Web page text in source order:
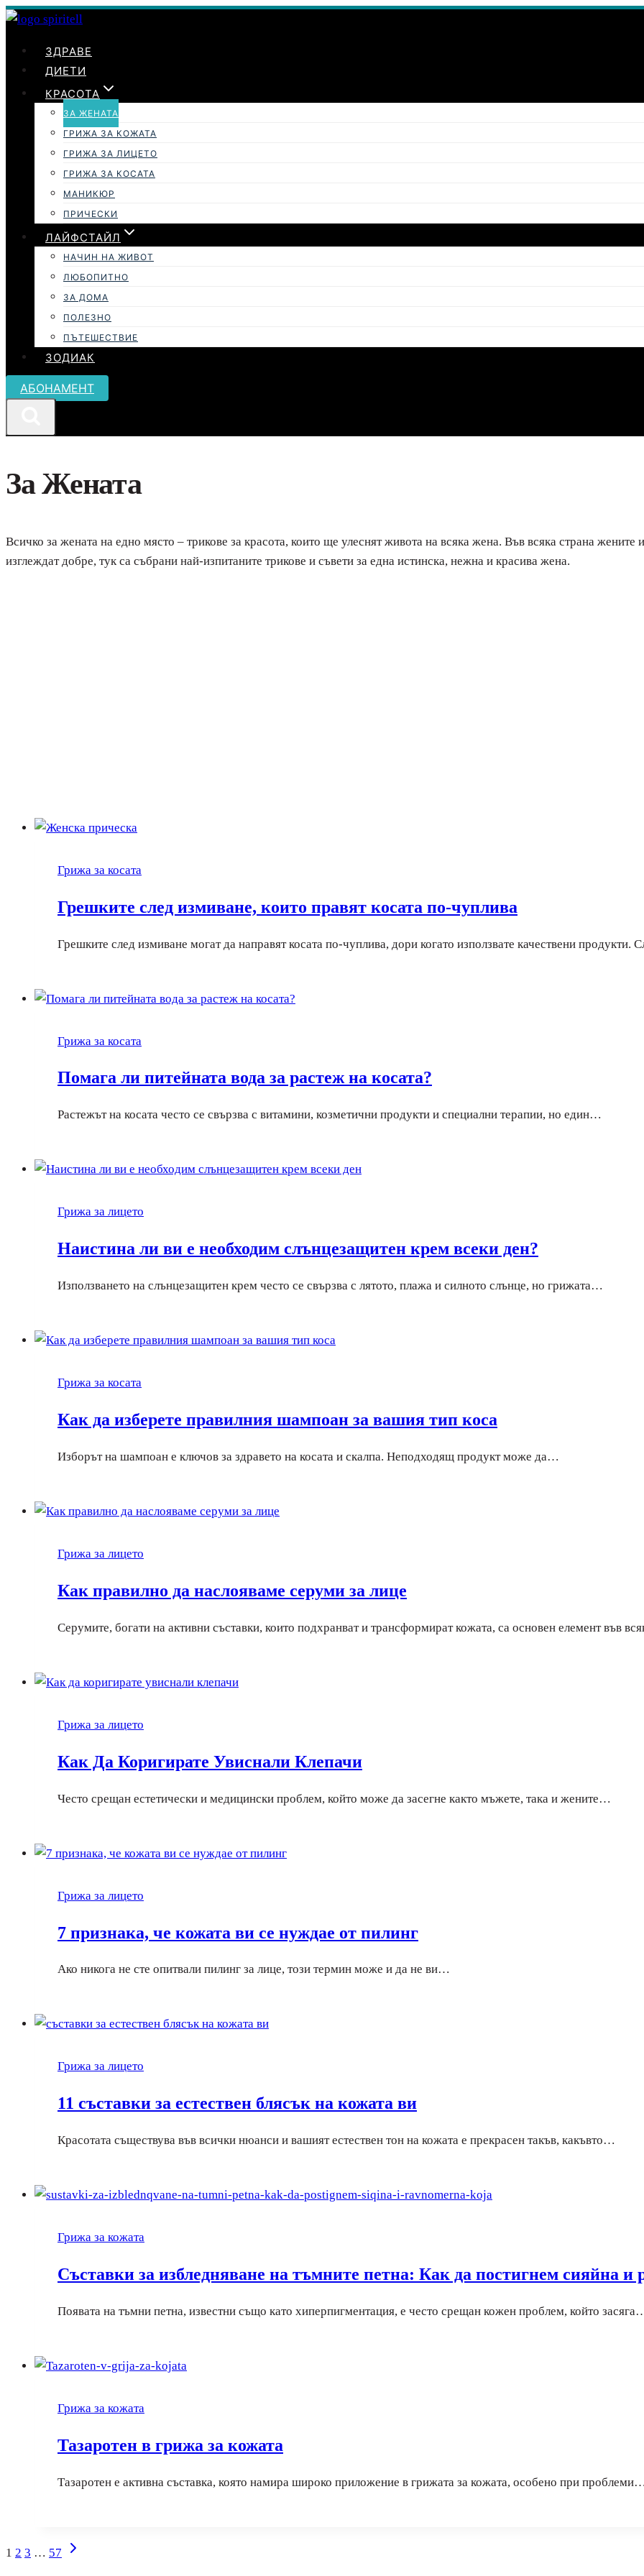
Към
ЗДРАВЕ
ДИЕТИ
КРАСОТА
ЗА ЖЕНАТА
ГРИЖА ЗА КОЖАТА
ГРИЖА ЗА ЛИЦЕТО
ГРИЖА ЗА КОСАТА
МАНИКЮР
ПРИЧЕСКИ
ЛАЙФСТАЙЛ
НАЧИН НА ЖИВОТ
ЛЮБОПИТНО
ЗА ДОМА
ПОЛЕЗНО
ПЪТЕШЕСТВИЕ
ЗОДИАК
АБОНАМЕНТ
За Жената
Всичко за жената на едно място – трикове за красота, които ще улеснят живота на всяка жена. Във всяка страна жените
изглеждат добре, тук са събрани най-изпитаните трикове и съвети за една истинска, нежна и красива жена.
Грижа за косата
Грешките след измиване, които правят косата по-чуплива
Грешките след измиване могат да направят косата по-чуплива, дори когато използвате качествени продукти.
Грижа за косата
Помага ли питейната вода за растеж на косата?
Растежът на косата често се свързва с витамини, козметични продукти и специални терапии, но един…
Грижа за лицето
Наистина ли ви е необходим слънцезащитен крем всеки ден?
Използването на слънцезащитен крем често се свързва с лятото, плажа и силното слънце, но грижата…
Грижа за косата
Как да изберете правилния шампоан за вашия тип коса
Изборът на шампоан е ключов за здравето на косата и скалпа. Неподходящ продукт може да…
Грижа за лицето
Как правилно да наслояваме серуми за лице
Серумите, богати на активни съставки, които подхранват и трансформират кожата, са основен елемент във
Грижа за лицето
Как Да Коригирате Увиснали Клепачи
Често срещан естетически и медицински проблем, който може да засегне както мъжете, така и жените…
Грижа за лицето
7 признака, че кожата ви се нуждае от пилинг
Ако никога не сте опитвали пилинг за лице, този термин може и да не ви…
Грижа за лицето
11 съставки за естествен блясък на кожата ви
Красотата съществува във всички нюанси и вашият естествен тон на кожата е прекрасен такъв, какъвто…
Грижа за кожата
Съставки за избледняване на тъмните петна: Как да постигнем сияйна и
Появата на тъмни петна, известни също като хиперпигментация, е често срещан кожен проблем, който
Грижа за кожата
Тазаротен в грижа за кожата
Тазаротен е активна съставка, която намира широко приложение в грижата за кожата, особено при
Навигация
1 2 3 … 57
Следваща